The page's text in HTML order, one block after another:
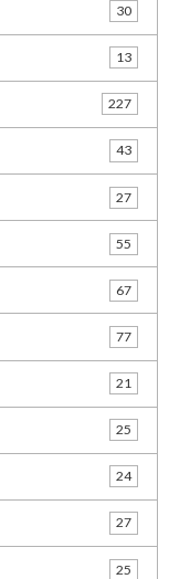
30
13
227
43
27
55
67
77
21
25
24
27
25